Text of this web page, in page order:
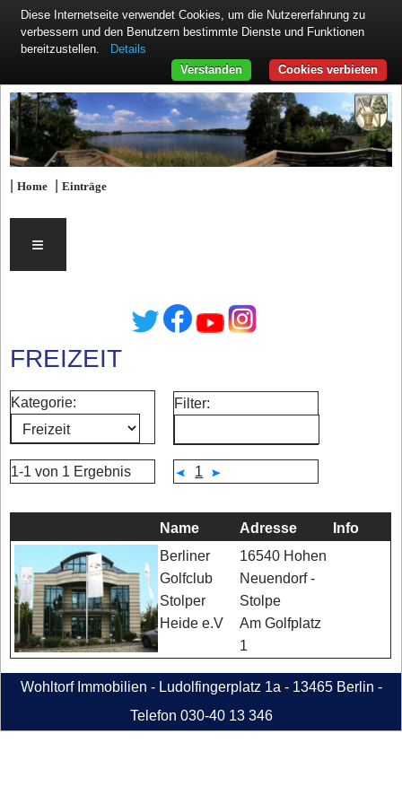
|Home |Einträge
≡
FREIZEIT
Kategorie: Filter:
1-1 von 1 Ergebnis 1
Name Adresse Info
Berliner
Golfclub
Stolper
Heide e.V
16540 Hohen
Neuendorf -
Stolpe
Am Golfplatz
1
Wohltorf Immobilien - Ludolfingerplatz 1a - 13465 Berlin -
Telefon 030-40 13 346
Diese Internetseite verwendet Cookies, um die Nutzererfahrung zu
verbessern und den Benutzern bestimmte Dienste und Funktionen
bereitzustellen.
Details
Cookies verbieten
Verstanden